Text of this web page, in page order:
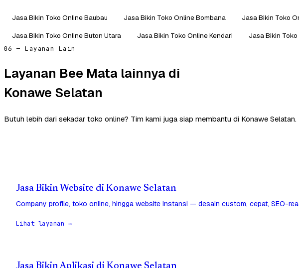
Jasa Bikin Toko Online Baubau Jasa Bikin Toko Online Bombana Jasa Bikin Toko
Jasa Bikin Toko Online Buton Utara
Jasa Bikin Toko Online Kendari Jasa Bikin
06 — Layanan Lain
Layanan Bee Mata lainnya di
Konawe Selatan
Butuh lebih dari sekadar toko online? Tim kami juga siap membantu di Konawe Selatan.
Jasa Bikin Website di Konawe Selatan
Company profile, toko online, hingga website instansi — desain custom, cepat, SEO-
Lihat layanan →